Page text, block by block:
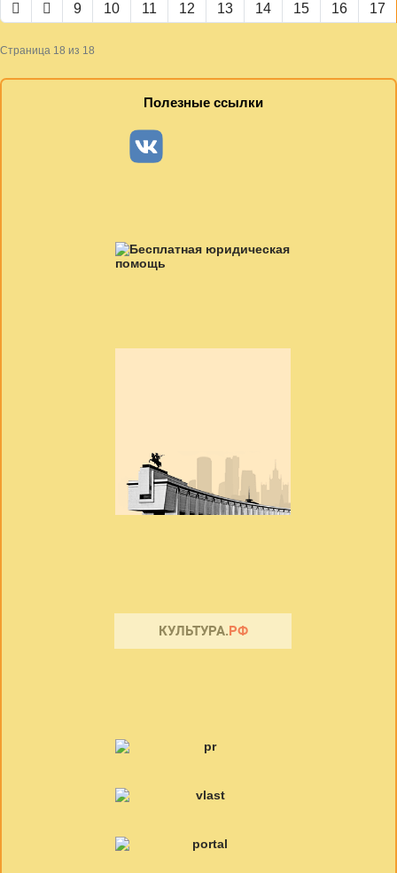
9 10 11 12 13 14 15 16 17
Страница 18 из 18
Полезные ссылки